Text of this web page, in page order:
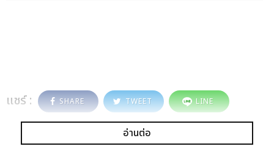
แชร์ : SHARE TWEET LINE
อ่านต่อ